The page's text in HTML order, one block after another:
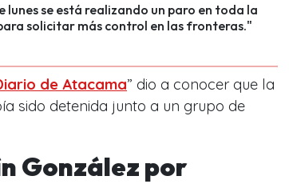
lunes se está realizando un paro en toda la
solicitar más control en las fronteras."
de Atacama” dio a conocer que la
sido detenida junto a un grupo de
González por